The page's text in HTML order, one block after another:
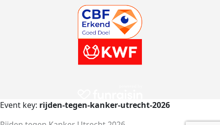
Event key: rijden-tegen-kanker-utrecht-2026